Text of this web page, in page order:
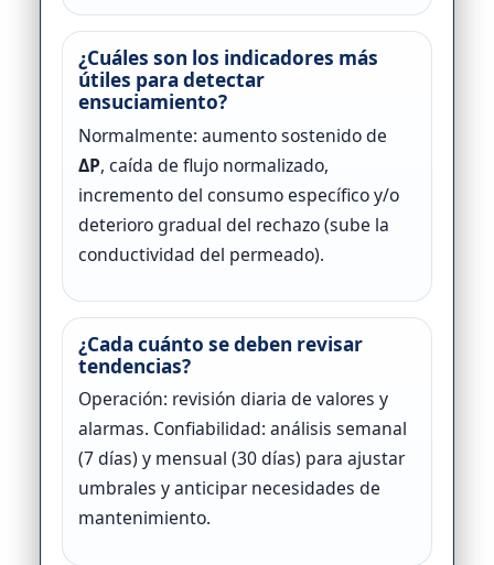
¿Cuáles son los indicadores más
útiles para detectar
ensuciamiento?
Normalmente: aumento sostenido de
ΔP, caída de flujo normalizado,
incremento del consumo específico y/o
deterioro gradual del rechazo (sube la
conductividad del permeado).
¿Cada cuánto se deben revisar
tendencias?
Operación: revisión diaria de valores y
alarmas. Confiabilidad: análisis semanal
(7 días) y mensual (30 días) para ajustar
umbrales y anticipar necesidades de
mantenimiento.